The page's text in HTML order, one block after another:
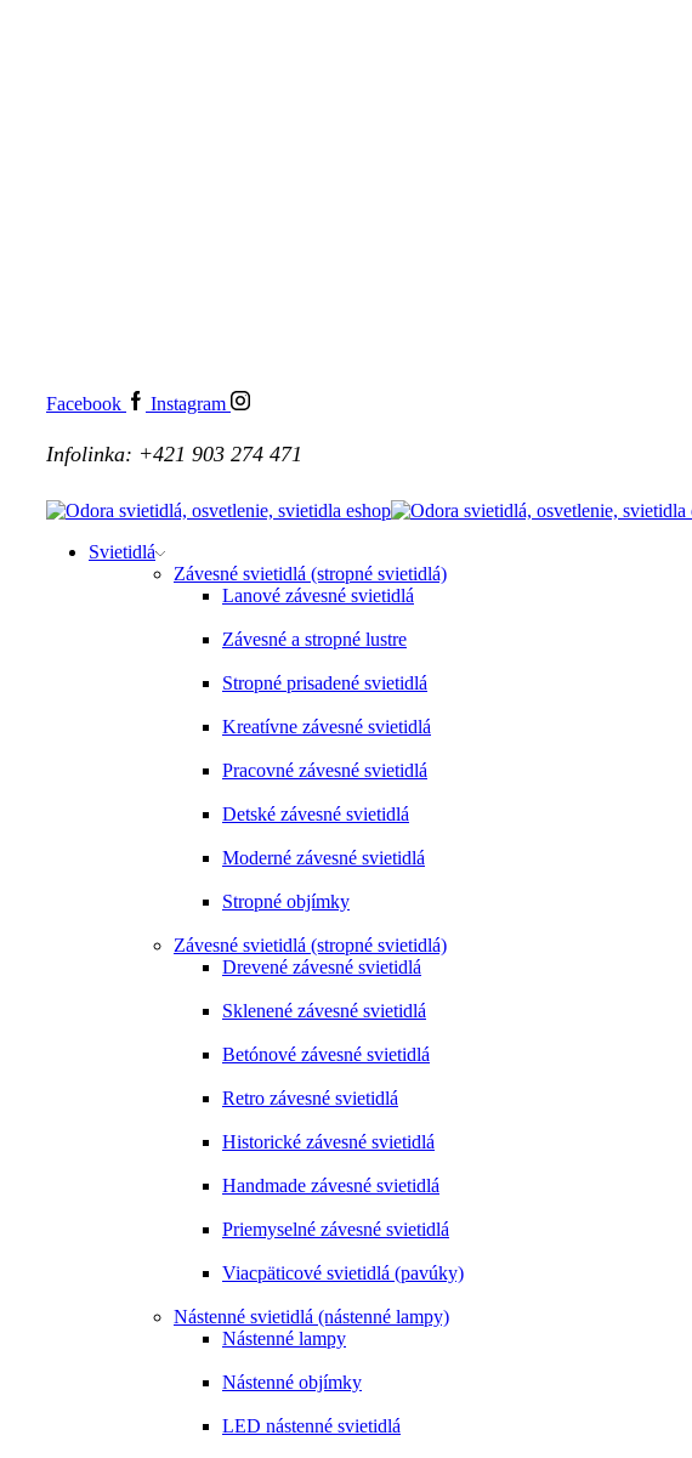
Facebook Instagram
Infolinka: +421 903 274 471
Svietidlá
Závesné svietidlá (stropné svietidlá)
Lanové závesné svietidlá
Závesné a stropné lustre
Stropné prisadené svietidlá
Kreatívne závesné svietidlá
Pracovné závesné svietidlá
Detské závesné svietidlá
Moderné závesné svietidlá
Stropné objímky
Závesné svietidlá (stropné svietidlá)
Drevené závesné svietidlá
Sklenené závesné svietidlá
Betónové závesné svietidlá
Retro závesné svietidlá
Historické závesné svietidlá
Handmade závesné svietidlá
Priemyselné závesné svietidlá
Viacpäticové svietidlá (pavúky)
Nástenné svietidlá (nástenné lampy)
Nástenné lampy
Nástenné objímky
LED nástenné svietidlá